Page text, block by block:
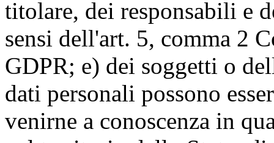
titolare, dei responsabili e
sensi dell'art. 5, comma 2
GDPR; e) dei soggetti o
dati personali possono
venirne a conoscenza in